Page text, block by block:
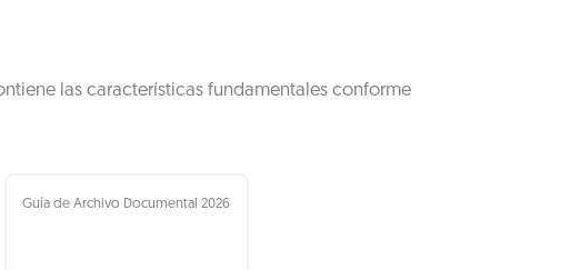
las características fundamentales conforme
Guía de Archivo Documental 2026